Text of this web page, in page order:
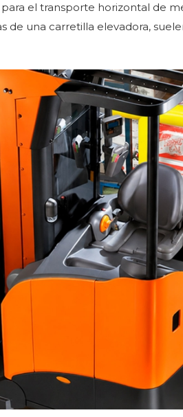
el transporte horizontal de
de una carretilla elevadora,